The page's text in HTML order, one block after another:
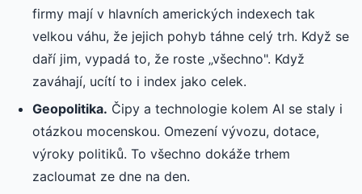
firmy mají v hlavních amerických indexech tak
velkou váhu, že jejich pohyb táhne celý trh. Když se
daří jim, vypadá to, že roste „všechno". Když
zaváhají, ucítí to i index jako celek.
Geopolitika. Čipy a technologie kolem AI se staly i
otázkou mocenskou. Omezení vývozu, dotace,
výroky politiků. To všechno dokáže trhem
zacloumat ze dne na den.